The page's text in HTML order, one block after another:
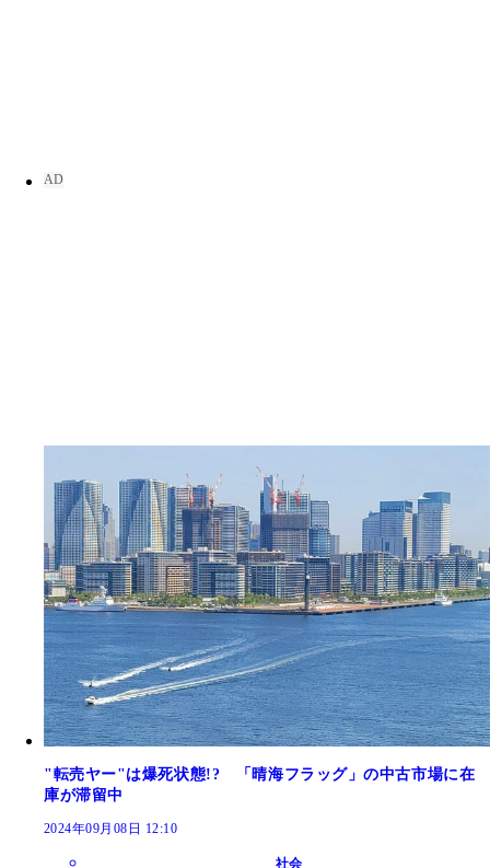
"転売ヤー"は爆死状態!? 「晴海フラッグ」の中古市場に在
庫が滞留中
2024年09月08日 12:10
社会